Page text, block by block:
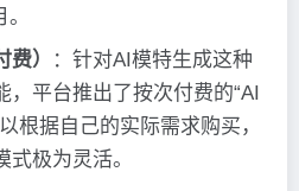
）
：针对AI模特生成这种
，平台推出了按次付费的“AI
根据自己的实际需求购买，
极为灵活。